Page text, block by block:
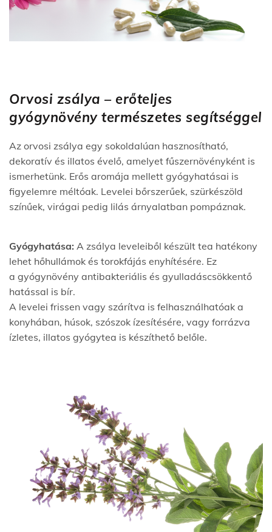
Orvosi zsálya – erőteljes
gyógynövény természetes segítséggel
Az orvosi zsálya egy sokoldalúan hasznosítható,
dekoratív és illatos évelő, amelyet fűszernövényként is
ismerhetünk. Erős aromája mellett gyógyhatásai is
figyelemre méltóak. Levelei bőrszerűek, szürkészöld
színűek, virágai pedig lilás árnyalatban pompáznak.
Gyógyhatása: A zsálya leveleiből készült tea hatékony
lehet hőhullámok és torokfájás enyhítésére. Ez
a gyógynövény antibakteriális és gyulladáscsökkentő
hatással is bír.
A levelei frissen vagy szárítva is felhasználhatóak a
konyhában, húsok, szószok ízesítésére, vagy forrázva
ízletes, illatos gyógytea is készíthető belőle.